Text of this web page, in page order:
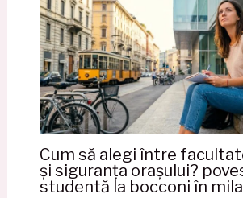
Cum să alegi între
și siguranța orașului?
studentă la bocconi în